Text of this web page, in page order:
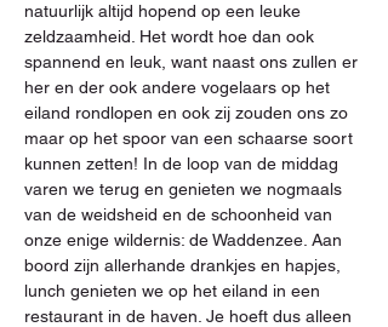
natuurlijk altijd hopend op een leuke
zeldzaamheid. Het wordt hoe dan ook
spannend en leuk, want naast ons zullen er
her en der ook andere vogelaars op het
eiland rondlopen en ook zij zouden ons zo
maar op het spoor van een schaarse soort
kunnen zetten! In de loop van de middag
varen we terug en genieten we nogmaals
van de weidsheid en de schoonheid van
onze enige wildernis: de Waddenzee. Aan
boord zijn allerhande drankjes en hapjes,
lunch genieten we op het eiland in een
restaurant in de haven. Je hoeft dus alleen